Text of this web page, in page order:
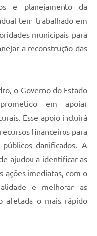
e planejamento da
tem trabalhado em
municipais para
a reconstrução das
o Governo do Estado
em apoiar
Esse apoio incluirá
financeiros para
danificados. A
ajudou a identificar as
ações imediatas, com o
e melhorar as
afetada o mais rápido